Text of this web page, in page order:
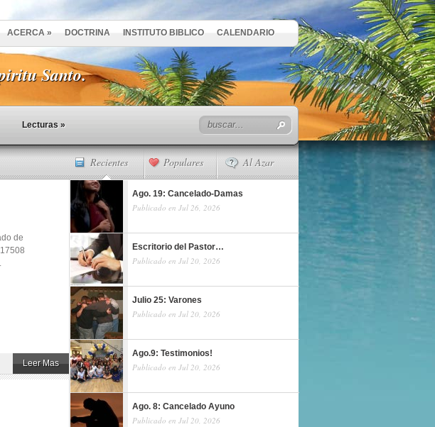
ACERCA » DOCTRINA INSTITUTO BIBLICO CALENDARIO
Santo.
Lecturas »
de
Leer Mas
Recientes Populares Al Azar
Ago. 19: Cancelado-Damas
Publicado en Jul 26, 2026
Escritorio del Pastor…
Publicado en Jul 20, 2026
Julio 25: Varones
Publicado en Jul 20, 2026
Ago.9: Testimonios!
Publicado en Jul 20, 2026
Ago. 8: Cancelado Ayuno
Publicado en Jul 20, 2026